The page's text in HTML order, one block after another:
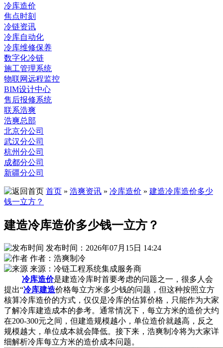
冷库造价
焦点时刻
冷链资讯
冷库自动化
冷库维修保养
数字化冷链
施工管理系统
物联网远程监控
BIM设计中心
售后报修系统
联系浩爽
浩爽总部
北京分公司
武汉分公司
杭州分公司
成都分公司
新疆分公司
首页 » 浩爽资讯 » 冷库造价 » 建造冷库造价多少
钱一立方？
建造冷库造价多少钱一立方？
发布时间：2026年07月15日 14:24
作者：浩爽制冷
来源：冷链工程系统集成服务商
冷库造价是建造冷库时首要考虑的问题之一，很多人会
提出“冷库建造价格每立方米多少钱的问题，但这种按照立方
核算冷库造价的方式，仅仅是冷库的估算价格，只能作为大家
了解冷库建造成本的参考。通常情况下，每立方米的造价大约
在200-300元之间，但建造规模越小，单位造价就越高，反之
规模越大，单位成本就会降低。接下来，浩爽制冷将为大家详
细解析冷库每立方米的造价成本问题。